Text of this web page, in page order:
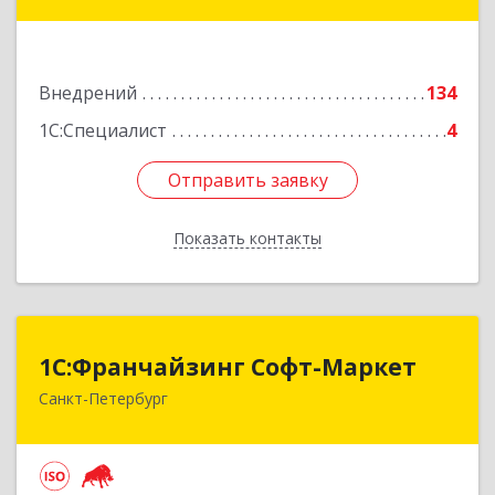
Внедрений
134
1С:Специалист
4
Отправить заявку
Показать контакты
Отправить заявку
Назад
1С:Франчайзинг Софт-Маркет
Санкт-Петербург
1С:Франчайзинг Софт-Маркет
Санкт-Петербург г, Суворовский проспект, 10